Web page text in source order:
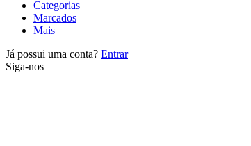
Categorias
Marcados
Mais
Já possui uma conta? Entrar
Siga-nos